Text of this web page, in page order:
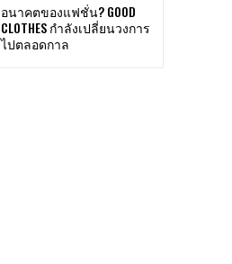
อนาคตของแฟชั่น? GOOD
CLOTHES กำลังเปลี่ยนวงการ
ไปตลอดกาล